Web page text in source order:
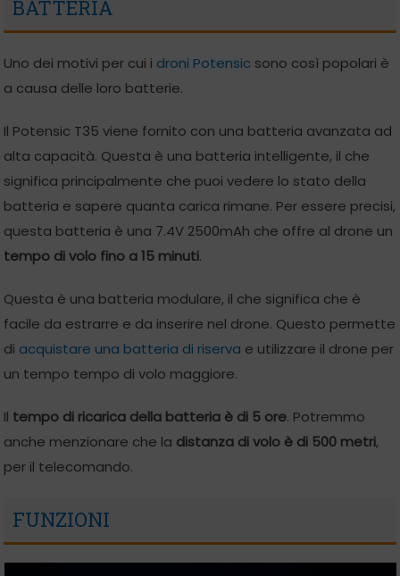
BATTERIA
Uno dei motivi per cui i droni Potensic sono così popolari è
a causa delle loro batterie.
Il Potensic T35 viene fornito con una batteria avanzata ad
alta capacità. Questa è una batteria intelligente, il che
significa principalmente che puoi vedere lo stato della
batteria e sapere quanta carica rimane. Per essere precisi,
questa batteria è una 7.4V 2500mAh che offre al drone un
tempo di volo fino a 15 minuti.
Questa è una batteria modulare, il che significa che è
facile da estrarre e da inserire nel drone. Questo permette
di acquistare una batteria di riserva e utilizzare il drone per
un tempo tempo di volo maggiore.
Il tempo di ricarica della batteria è di 5 ore. Potremmo
anche menzionare che la distanza di volo è di 500 metri,
per il telecomando.
FUNZIONI